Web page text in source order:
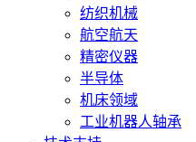
纺织机械
航空航天
精密仪器
半导体
机床领域
工业机器人轴承